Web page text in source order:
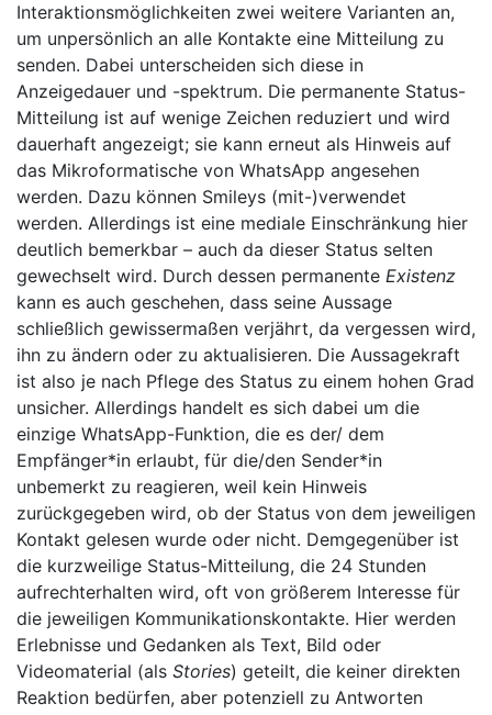
Interaktionsmöglichkeiten zwei weitere Varianten an,
um unpersönlich an alle Kontakte eine Mitteilung zu
senden. Dabei unterscheiden sich diese in
Anzeigedauer und -spektrum. Die permanente Status-
Mitteilung ist auf wenige Zeichen reduziert und wird
dauerhaft angezeigt; sie kann erneut als Hinweis auf
das Mikroformatische von WhatsApp angesehen
werden. Dazu können Smileys (mit-)verwendet
werden. Allerdings ist eine mediale Einschränkung hier
deutlich bemerkbar – auch da dieser Status selten
gewechselt wird. Durch dessen permanente Existenz
kann es auch geschehen, dass seine Aussage
schließlich gewissermaßen verjährt, da vergessen wird,
ihn zu ändern oder zu aktualisieren. Die Aussagekraft
ist also je nach Pflege des Status zu einem hohen Grad
unsicher. Allerdings handelt es sich dabei um die
einzige WhatsApp-Funktion, die es der/ dem
Empfänger*in erlaubt, für die/den Sender*in
unbemerkt zu reagieren, weil kein Hinweis
zurückgegeben wird, ob der Status von dem jeweiligen
Kontakt gelesen wurde oder nicht. Demgegenüber ist
die kurzweilige Status-Mitteilung, die 24 Stunden
aufrechterhalten wird, oft von größerem Interesse für
die jeweiligen Kommunikationskontakte. Hier werden
Erlebnisse und Gedanken als Text, Bild oder
Videomaterial (als Stories) geteilt, die keiner direkten
Reaktion bedürfen, aber potenziell zu Antworten